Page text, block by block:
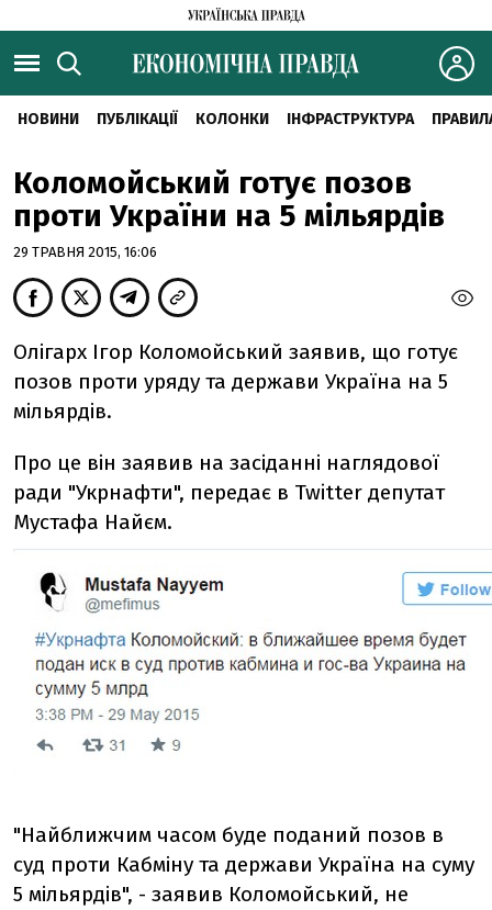
НОВИНИ ПУБЛІКАЦІЇ КОЛОНКИ ІНФРАСТРУКТУРА
Коломойський готує позов
проти України на 5 мільярдів
29 ТРАВНЯ 2015, 16:06
Олігарх Ігор Коломойський заявив, що готує
позов проти уряду та держави Україна на 5
мільярдів.
Про це він заявив на засіданні наглядової
ради "Укрнафти", передає в Twitter депутат
Мустафа Найєм.
"Найближчим часом буде поданий позов в
суд проти Кабміну та держави Україна на суму
5 мільярдів", - заявив Коломойський, не